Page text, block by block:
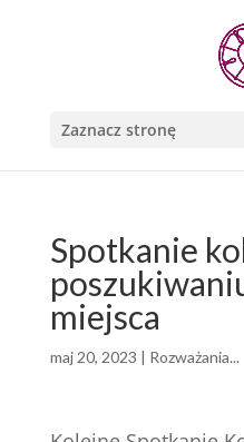
Zaznacz stronę
Spotkanie
miejsca
maj 20, 2023 | Rozważania...